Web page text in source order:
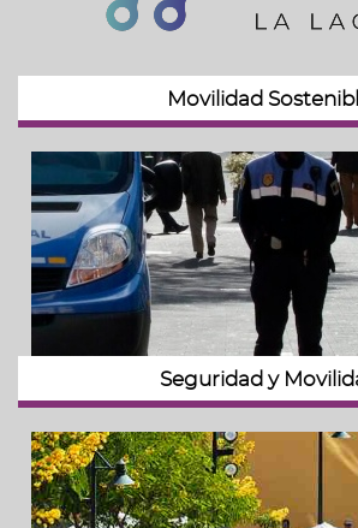
Movilidad
Seguridad y